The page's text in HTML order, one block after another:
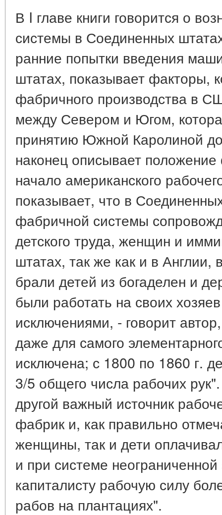
В I главе книги говорится о
системы в Соединенных
ранние попытки введения
штатах, показывает факторы,
фабричного производства в
между Севером и Югом,
принятию Южной Каролиной
наконец описывает
начало американского
показывает, что в
фабричной системы
детского труда, женщин и
штатах, так же как и в
брали детей из богаделен и
были работать на своих
исключениями, - говорит
даже для самого
исключена; с 1800 по 1860 г.
3/5 общего числа рабочих
другой важный источник
фабрик и, как правильно
женщины, так и дети
и при системе
капиталисту рабочую силу
рабов на плантациях".